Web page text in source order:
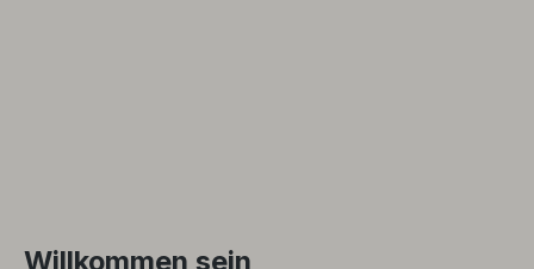
Willkommen sein